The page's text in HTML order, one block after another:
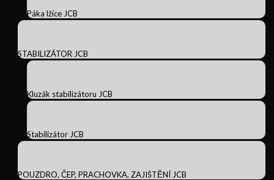
Páka lžíce JCB
STABILIZÁTOR JCB
Kluzák stabilizátoru JCB
Stabilizátor JCB
POUZDRO, ČEP, PRACHOVKA, ZAJIŠTĚNÍ JCB